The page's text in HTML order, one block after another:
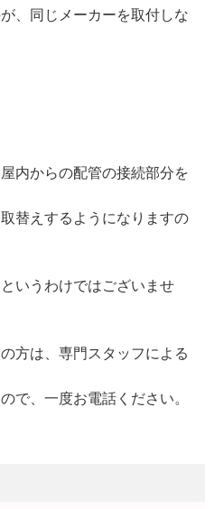
、同じメーカーを取付しな
内からの配管の接続部分を
替えするようになりますの
いうわけではございませ
方は、専門スタッフによる
で、一度お電話ください。